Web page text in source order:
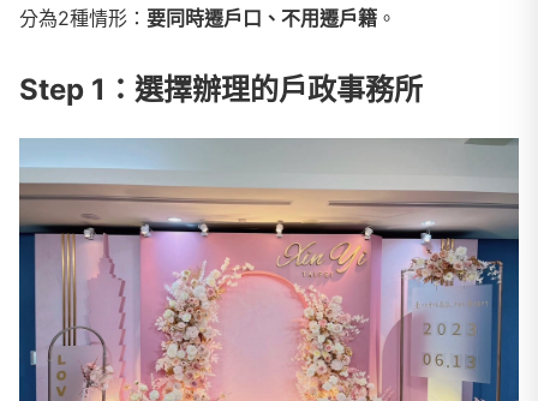
分為2種情形： 要同時遷戶口、不用遷戶籍 。
Step 1：選擇辦理的戶政事務所